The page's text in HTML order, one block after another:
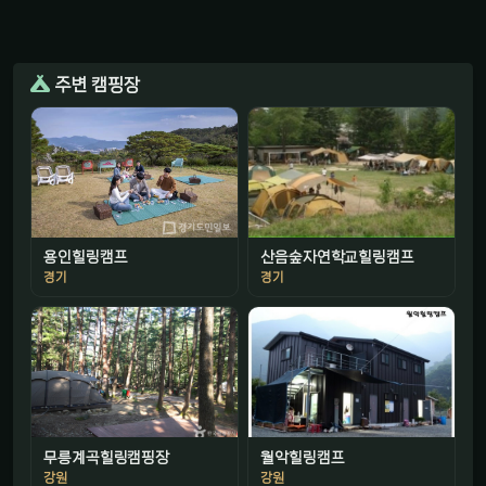
주변 캠핑장
용인힐링캠프
경기
산음숲자연학교힐링캠프
경기
무릉계곡힐링캠핑장
강원
월악힐링캠프
강원